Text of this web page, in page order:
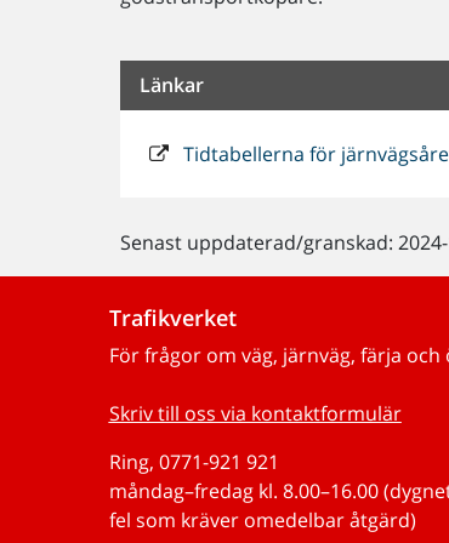
Länkar
Tidtabellerna för
Senast uppdaterad/granskad:
Trafikverket
För frågor om väg, järnväg, färja och
Skriv till oss via kontaktformulär
Ring, 0771-921 921
måndag–fredag kl. 8.00–16.00
fel som kräver omedelbar åtgärd)